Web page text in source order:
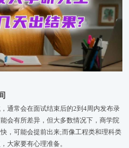
常会在面试结束后的2到4周内发布录
会有所差异，但大多数情况下，商学院
，可能会提前出来;而像工程类和理科类
大家要有心理准备。